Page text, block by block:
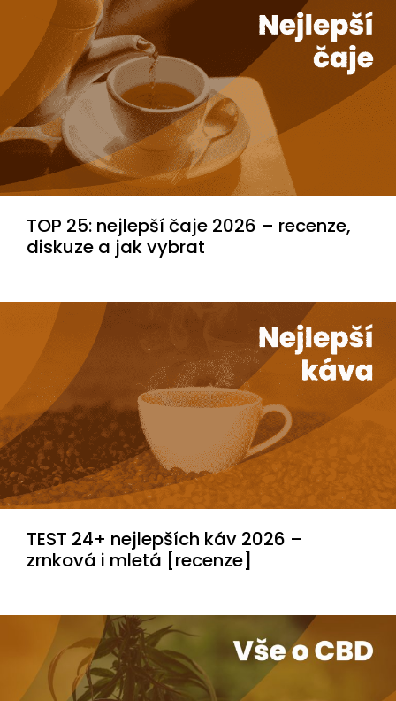
TOP 25: nejlepší čaje 2026 – recenze,
diskuze a jak vybrat
TEST 24+ nejlepších káv 2026 –
zrnková i mletá [recenze]